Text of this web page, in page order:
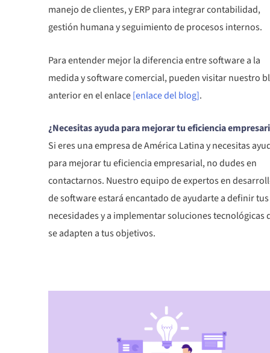
manejo de clientes, y ERP para integrar contabilidad,
gestión humana y seguimiento de procesos internos.
Para entender mejor la diferencia entre software a la
medida y software comercial, pueden visitar nuestro
anterior en el enlace[enlace del blog].
¿Necesitas ayuda para mejorar tu eficiencia
Si eres una empresa de América Latina y necesitas
para mejorar tu eficiencia empresarial, no dudes en
contactarnos. Nuestro equipo de expertos en
de software estará encantado de ayudarte a definir tus
necesidades y a implementar soluciones tecnológicas
se adapten a tus objetivos.